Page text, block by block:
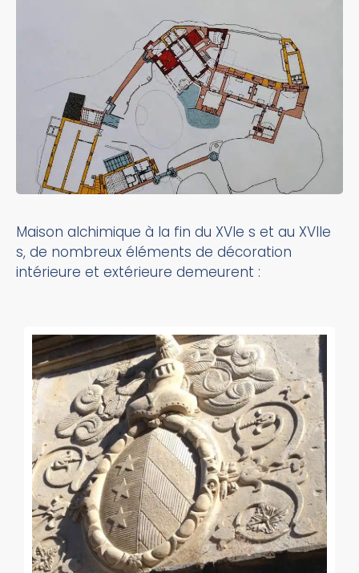
Maison alchimique à la fin du XVIe s et au XVIIe
s, de nombreux éléments de décoration
intérieure et extérieure demeurent :